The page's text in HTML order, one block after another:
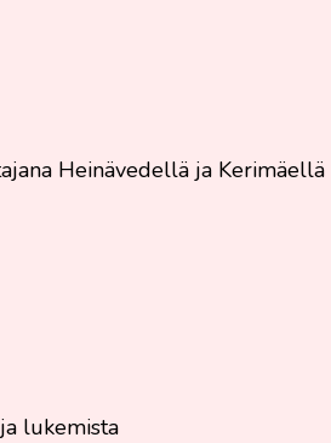
Heinävedellä ja Kerimäellä
lukemista